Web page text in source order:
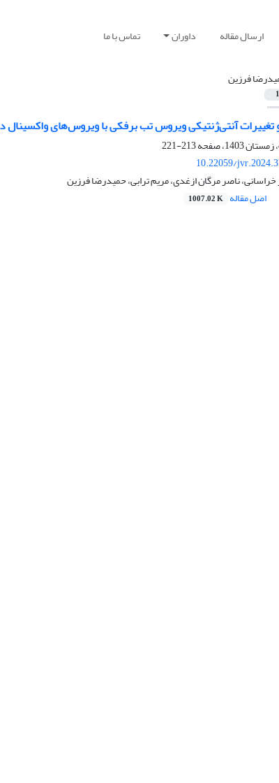
ارسال مقاله داوران تماس با ما
فرزین
1
آنتی‌ژنتیکی ویروس تب برفکی با ویروس‌های واکسینال در
213-221
10.22059/
خراسانی، ناصر مرگان ازغدی، مریم ترابی، حمیدرضا فرزین
اصل مقاله 1007.02 K